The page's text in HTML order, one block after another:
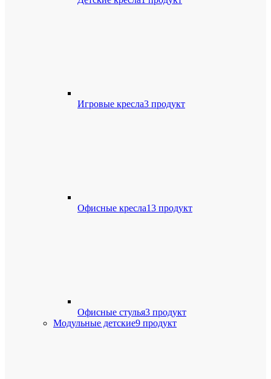
Игровые кресла3 продукт
Офисные кресла13 продукт
Офисные стулья3 продукт
Модульные детские9 продукт